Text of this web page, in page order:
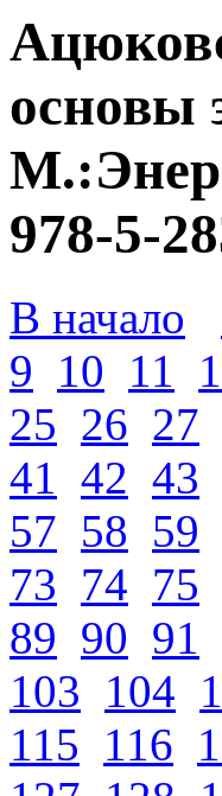
основы
978-5-
В начало
9 10 11
25 26 27
41 42 43
57 58 59
73 74 75
89 90 91
103 104
115 116